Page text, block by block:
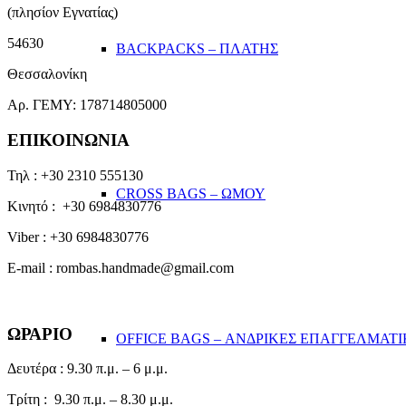
BACKPACKS – ΠΛΑΤΗΣ
CROSS BAGS – ΩΜΟΥ
OFFICE BAGS – ΑΝΔΡΙΚΕΣ
(πλησίον Εγνατίας)
54630
Θεσσαλονίκη
Αρ. ΓΕΜΥ: 178714805000
ΕΠΙΚΟΙΝΩΝΙΑ
Τηλ : +30 2310 555130
Κινητό : +30 6984830776
Viber : +30 6984830776
E-mail : rombas.handmade@gmail.com
ΩΡΑΡΙΟ
Δευτέρα : 9.30 π.μ. – 6 μ.μ.
Τρίτη : 9.30 π.μ. – 8.30 μ.μ.